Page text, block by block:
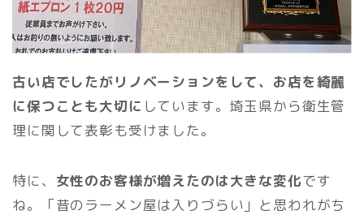
古い店でしたがリノベーションをして、お店を綺麗
に保つことも大切に しています。埼玉県から衛生管
理に関して表彰も受けました。
特に、 女性のお客様が増えたのは大きな変化です
ね。「昔のラーメン屋は入りづらい」と思われがち